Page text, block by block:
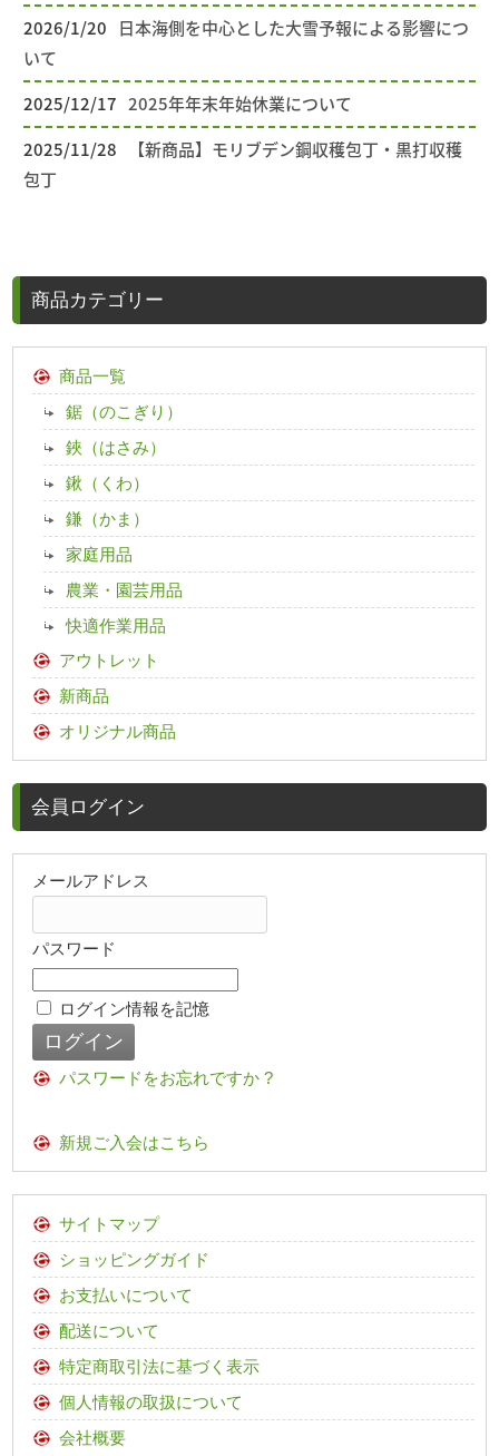
2026/1/20
日本海側を中心とした大雪予報による影響につ
いて
2025/12/17 2025年年末年始休業について
2025/11/28
【新商品】モリブデン鋼収穫包丁・黒打収穫
包丁
商品カテゴリー
商品一覧
鋸（のこぎり）
鋏（はさみ）
鍬（くわ）
鎌（かま）
家庭用品
農業・園芸用品
快適作業用品
アウトレット
新商品
オリジナル商品
会員ログイン
メールアドレス
パスワード
ログイン情報を記憶
パスワードをお忘れですか ?
新規ご入会はこちら
サイトマップ
ショッピングガイド
お支払いについて
配送について
特定商取引法に基づく表示
個人情報の取扱について
会社概要